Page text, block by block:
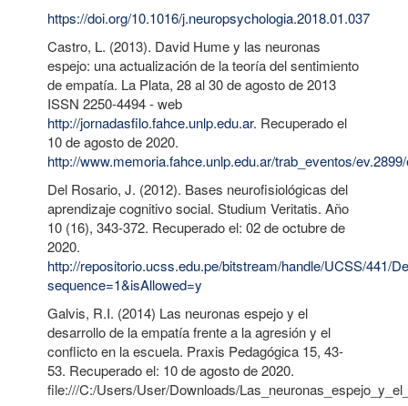
https://doi.org/10.1016/j.neuropsychologia.2018.01.037
Castro, L. (2013). David Hume y las neuronas
espejo: una actualización de la teoría del sentimiento
de empatía. La Plata, 28 al 30 de agosto de 2013
ISSN 2250-4494 - web
http://jornadasfilo.fahce.unlp.edu.ar. Recuperado el
10 de agosto de 2020.
http://www.memoria.fahce.unlp.edu.ar/trab_eventos/
Del Rosario, J. (2012). Bases neurofisiológicas del
aprendizaje cognitivo social. Studium Veritatis. Año
10 (16), 343-372. Recuperado el: 02 de octubre de
2020.
http://repositorio.ucss.edu.pe/bitstream/handle/UCSS/441/
sequence=1&isAllowed=y
Galvis, R.I. (2014) Las neuronas espejo y el
desarrollo de la empatía frente a la agresión y el
conflicto en la escuela. Praxis Pedagógica 15, 43-
53. Recuperado el: 10 de agosto de 2020.
file:///C:/Users/User/Downloads/